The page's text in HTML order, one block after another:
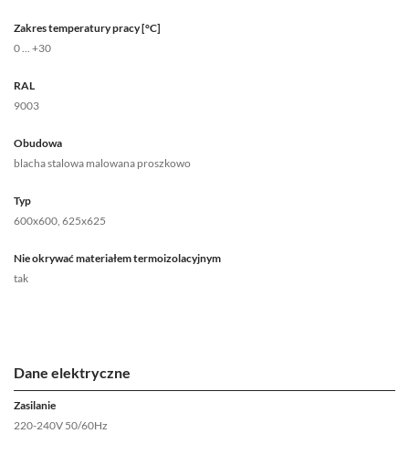
Zakres temperatury pracy [°C]
0 ... +30
RAL
9003
Obudowa
blacha stalowa malowana proszkowo
Typ
600x600, 625x625
Nie okrywać materiałem termoizolacyjnym
tak
Dane elektryczne
Zasilanie
220-240V 50/60Hz